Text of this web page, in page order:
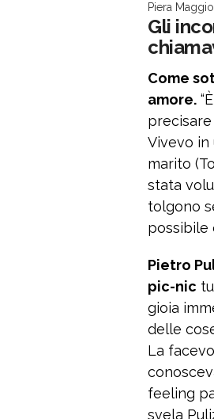
Piera
Gli
Come
amore.
precisare
Vivevo in
marito
stata
tolgono
possibile
Pietro
pic-nic
gioia
delle
La
feeling
svela